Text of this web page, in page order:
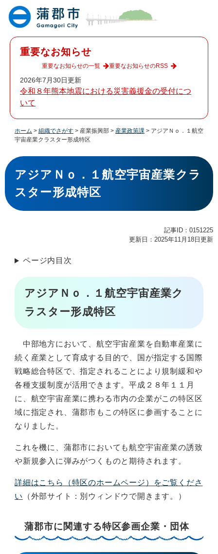
重要なお知らせ
2026年7月30日更新
令和８年熊本地震における災害義援金の受付につ
いて
重要なお知らせの一覧 重要なお知らせのRSS
ホーム > 組織でさがす > 産業振興部 > 産業政策課 > アジアＮｏ．１航空
宇宙産業クラスター形成特区
本
文
アジアＮｏ．１航空宇宙産業クラ
スター形成特区
記事ID：0151225
更新日：2025年11月18日更新
ページ内目次
アジアＮｏ．１航空宇宙産業ク
ラスター形成特区
中部地方において、航空宇宙産業を自動車産業に
続く産業として育成する目的で、国が指定する国際
戦略総合特区で、指定されることにより規制緩和や
各種支援制度が活用できます。平成２８年１１月
に、航空宇宙産業に携わる市内の企業がこの特区区
域に指定され、蒲郡市もこの特区に参画することに
なりました。
これを機に、蒲郡市においても航空宇宙産業の誘致
や新規参入に弾みがつくものと期待されます。
詳細はこちら（特区のホームページ）をご覧くださ
い
（外部サイト：別ウィンドウで開きます。）
蒲郡市に関連する特区参画企業・団体